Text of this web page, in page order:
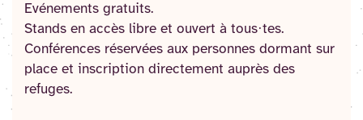
Evénements gratuits.
Stands en accès libre et ouvert à tous·tes.
Conférences réservées aux personnes dormant sur
place et inscription directement auprès des
refuges.